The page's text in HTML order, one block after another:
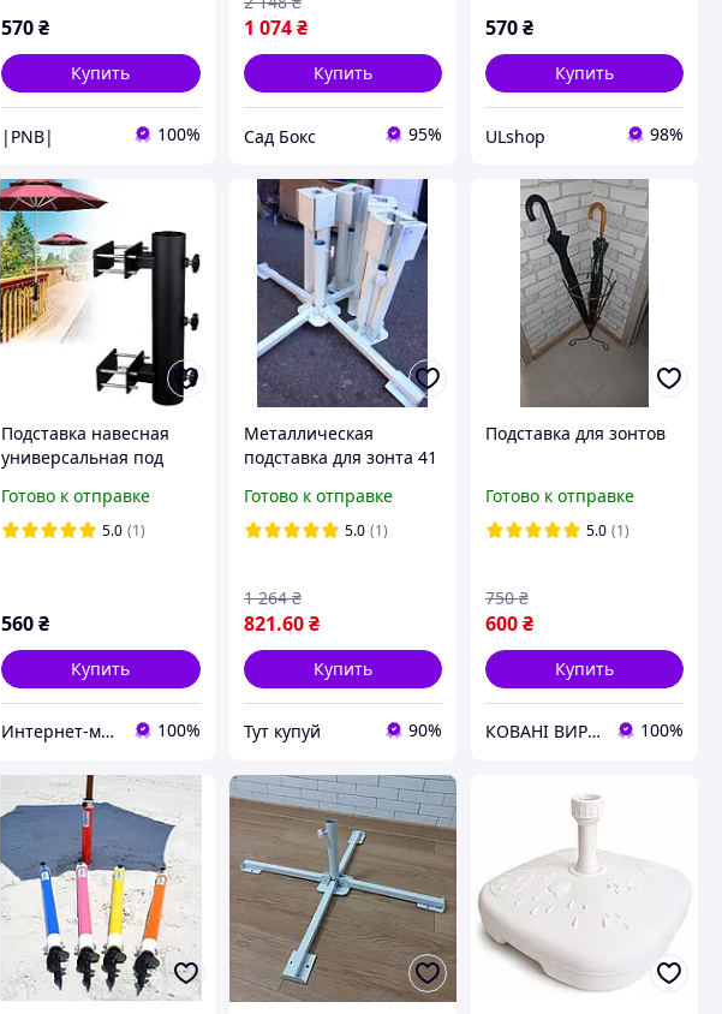
570₴
Купить
|PNB| 100%
1 074 ₴
Купить
Сад Бокс 95%
570₴
Купить
ULshop 98%
Подставка навесная
универсальная под
Готово к отправке
5.0 (1)
560₴
Купить
Интернет-магазин "Asti" 100%
Металлическая
подставка для зонта 41
легкая и компактная
Готово к отправке
5.0 (1)
821.60 ₴
1 264 ₴
Купить
Тут купуй 90%
Подставка для зонтов
Готово к отправке
5.0 (1)
600₴
750 ₴
Купить
КОВАНІ ВИРОБИ 100%